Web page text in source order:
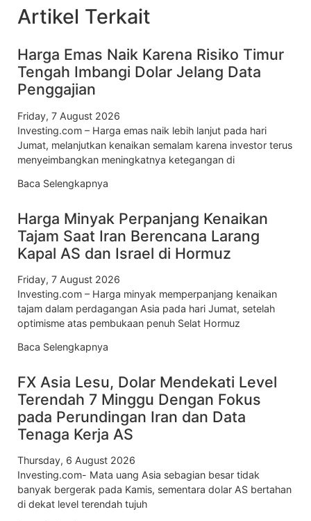
Artikel Terkait
Harga Emas Naik Karena Risiko Timur
Tengah Imbangi Dolar Jelang Data
Penggajian
Friday, 7 August 2026
Investing.com – Harga emas naik lebih lanjut pada hari
Jumat, melanjutkan kenaikan semalam karena investor terus
menyeimbangkan meningkatnya ketegangan di
Baca Selengkapnya
Harga Minyak Perpanjang Kenaikan
Tajam Saat Iran Berencana Larang
Kapal AS dan Israel di Hormuz
Friday, 7 August 2026
Investing.com – Harga minyak memperpanjang kenaikan
tajam dalam perdagangan Asia pada hari Jumat, setelah
optimisme atas pembukaan penuh Selat Hormuz
Baca Selengkapnya
FX Asia Lesu, Dolar Mendekati Level
Terendah 7 Minggu Dengan Fokus
pada Perundingan Iran dan Data
Tenaga Kerja AS
Thursday, 6 August 2026
Investing.com- Mata uang Asia sebagian besar tidak
banyak bergerak pada Kamis, sementara dolar AS bertahan
di dekat level terendah tujuh